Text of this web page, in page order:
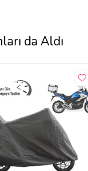
da Aldı